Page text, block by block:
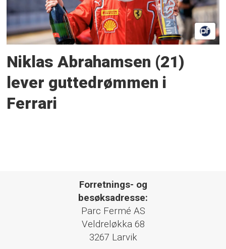
Niklas Abrahamsen (21)
lever guttedrømmen i
Ferrari
Forretnings- og
besøksadresse:
Parc Fermé AS
Veldreløkka 68
3267 Larvik